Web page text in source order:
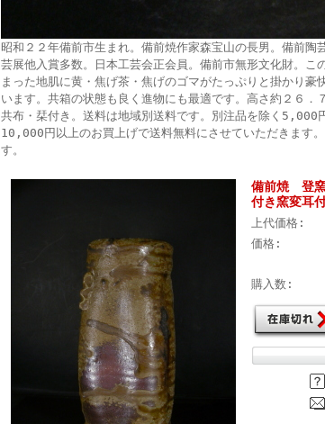
昭和２２年備前市生まれ。備前焼作家森宝山の長男。備前
芸展他入賞多数。日本工芸会正会員。備前市無形文化財。
まった地肌に黄・焦げ茶・焦げのゴマがたっぷりと掛かり
います。共箱の状態も良く進物にも最適です。高さ約２６．
共布・栞付き。送料は地域別送料です。別注品を除く5,000
10,000円以上のお買上げで送料無料にさせていただきます
す。
備前焼 登
付き窯変耳
上代価格:
価格:
購入数: